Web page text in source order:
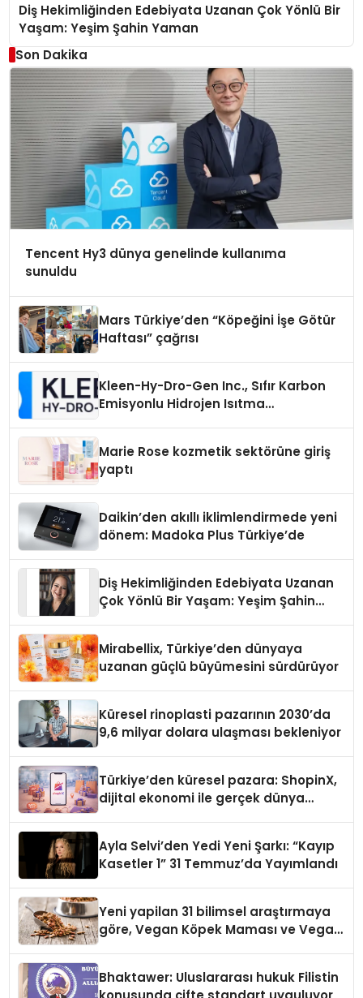
Diş Hekimliğinden Edebiyata Uzanan Çok Yönlü Bir
Yaşam: Yeşim Şahin Yaman
Son Dakika
Tencent Hy3 dünya genelinde kullanıma
sunuldu
Mars Türkiye’den “Köpeğini İşe Götür
Haftası” çağrısı
Kleen-Hy-Dro-Gen Inc., Sıfır Karbon
Emisyonlu Hidrojen Isıtma
Marie Rose kozmetik sektörüne giriş
yaptı
Daikin’den akıllı iklimlendirmede yeni
dönem: Madoka Plus Türkiye’de
Diş Hekimliğinden Edebiyata Uzanan
Çok Yönlü Bir Yaşam: Yeşim Şahin
Mirabellix, Türkiye’den dünyaya
uzanan güçlü büyümesini sürdürüyor
Küresel rinoplasti pazarının 2030’da
9,6 milyar dolara ulaşması bekleniyor
Türkiye’den küresel pazara: ShopinX,
dijital ekonomi ile gerçek dünya
Ayla Selvi’den Yedi Yeni Şarkı: “Kayıp
Kasetler 1” 31 Temmuz’da Yayımlandı
Yeni yapilan 31 bilimsel araştırmaya
göre, Vegan Köpek Maması ve Vegan
Bhaktawer: Uluslararası hukuk Filistin